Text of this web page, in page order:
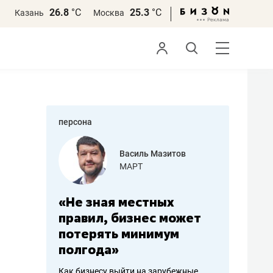
Казань 26.8 °С Москва 25.3 °С
персона
Василь Мазитов
МАРТ
«Не зная местных
правил, бизнес может
потерять минимум
полгода»